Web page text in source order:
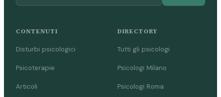
CONTENUTI
Disturbi psicologici
Psicoterapie
Articoli
DIRECTORY
Tutti gli psicologi
Psicologi Milano
Psicologi Roma